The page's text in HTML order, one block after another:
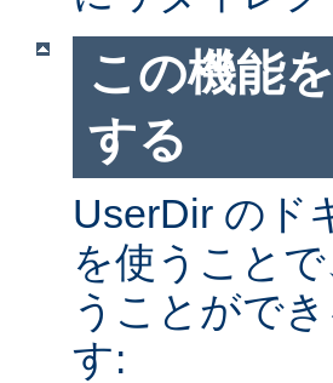
この機能
する
UserDir のド
を使うこと
うことがで
す: